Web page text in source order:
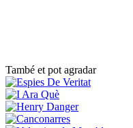
També et pot agradar